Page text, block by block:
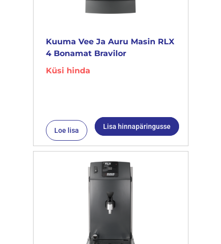
Kuuma Vee Ja Auru Masin RLX
4 Bonamat Bravilor
Küsi hinda
Loe lisa Lisa hinnapäringusse